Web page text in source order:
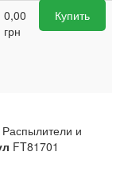
0,00
грн
Купить
Распылители и
FT81701